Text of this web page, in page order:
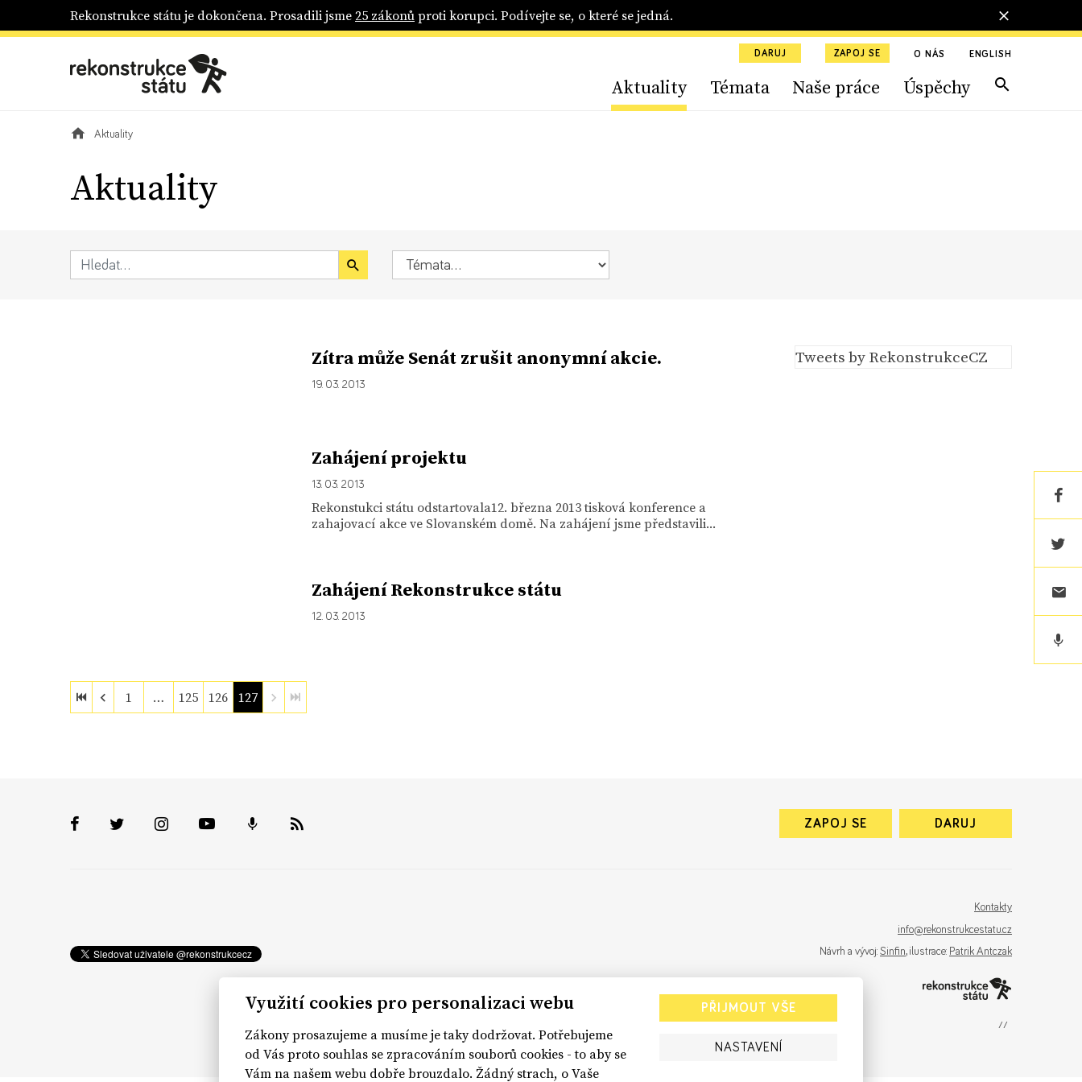
Rekonstrukce státu je dokončena. Prosadili jsme25 zákonůproti korupci. Podívejte se, o které se jedná.
DARUJ ZAPOJ SE O NÁS ENGLISH
Aktuality Témata Naše práce Úspěchy
Aktuality
Aktuality
Zítra může Senát zrušit anonymní akcie.
19. 03. 2013
Zahájení projektu
13. 03. 2013
Rekonstukci státu odstartovala12. března 2013 tisková konference a
zahajovací akce ve Slovanském domě. Na zahájení jsme představili...
Zahájení Rekonstrukce státu
12. 03. 2013
Tweets by RekonstrukceCZ
1 … 125 126 127
ZAPOJ SE DARUJ
Kontakty
info@rekonstrukcestatu.cz
Návrh a vývoj: Sinfin, ilustrace: Patrik Antczak
Využití cookies pro personalizaci webu
Zákony prosazujeme a musíme je taky dodržovat. Potřebujeme
od Vás proto souhlas se zpracováním souborů cookies - to aby se
Vám na našem webu dobře brouzdalo. Žádný strach, o Vaše
PŘIJMOUT VŠE
NASTAVENÍ